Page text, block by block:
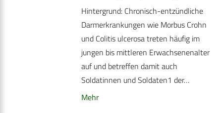
Hintergrund: Chronisch-entzündliche
Darmerkrankungen wie Morbus Crohn
und Colitis ulcerosa treten häufig im
jungen bis mittleren Erwachsenenalter
auf und betreffen damit auch
Soldatinnen und Soldaten1 der…
Mehr